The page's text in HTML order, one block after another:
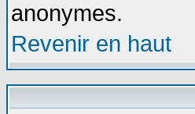
anonymes.
Revenir en haut